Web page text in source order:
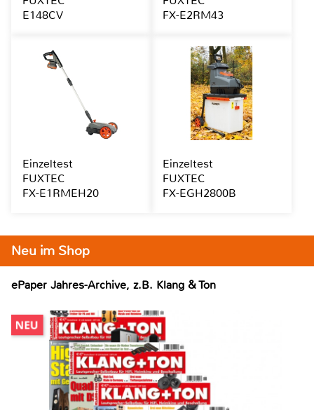
Neu im Shop
ePaper Jahres-Archive, z.B. Klang & Ton
E148CV
FX-E2RM43
Einzeltest
FUXTEC
FX-E1RMEH20
Einzeltest
FUXTEC
FX-EGH2800B